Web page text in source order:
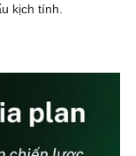
kịch tính.